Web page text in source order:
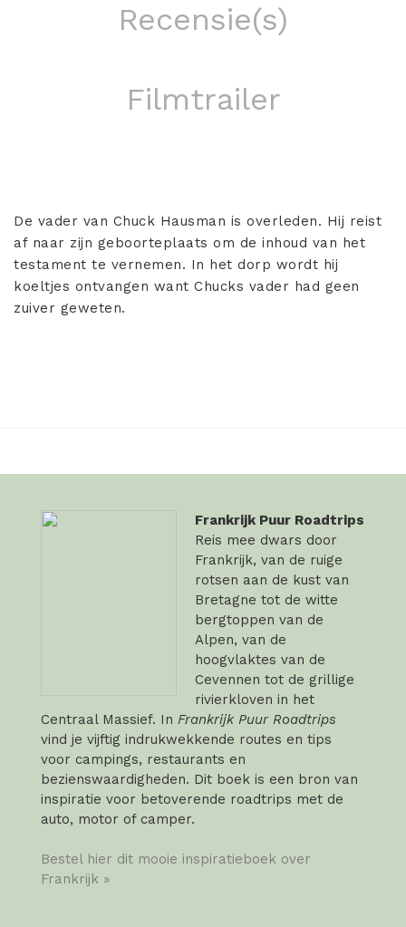
Recensie(s)
Filmtrailer
De vader van Chuck Hausman is overleden. Hij reist
af naar zijn geboorteplaats om de inhoud van het
testament te vernemen. In het dorp wordt hij
koeltjes ontvangen want Chucks vader had geen
zuiver geweten.
Frankrijk Puur Roadtrips
Reis mee dwars door
Frankrijk, van de ruige
rotsen aan de kust van
Bretagne tot de witte
bergtoppen van de
Alpen, van de
hoogvlaktes van de
Cevennen tot de grillige
rivierkloven in het
Centraal Massief. In Frankrijk Puur Roadtrips
vind je vijftig indrukwekkende routes en tips
voor campings, restaurants en
bezienswaardigheden. Dit boek is een bron van
inspiratie voor betoverende roadtrips met de
auto, motor of camper.
Bestel hier dit mooie inspiratieboek over
Frankrijk »